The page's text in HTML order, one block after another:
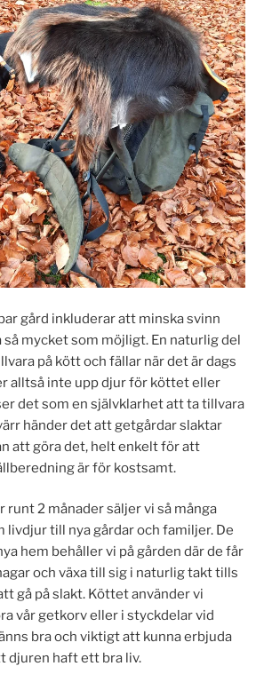
gård inkluderar att minska svinn
så mycket som möjligt. En naturlig del
på kött och fällar när det är dags
alltså inte upp djur för köttet eller
det som en självklarhet att ta tillvara
händer det att getgårdar slaktar
att göra det, helt enkelt för att
är för kostsamt.
runt 2 månader säljer vi så många
livdjur till nya gårdar och familjer. De
hem behåller vi på gården där de får
och växa till sig i naturlig takt tills
gå på slakt. Köttet använder vi
vår getkorv eller i styckdelar vid
bra och viktigt att kunna erbjuda
djuren haft ett bra liv.